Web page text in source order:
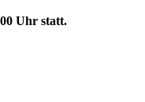
Uhr statt.